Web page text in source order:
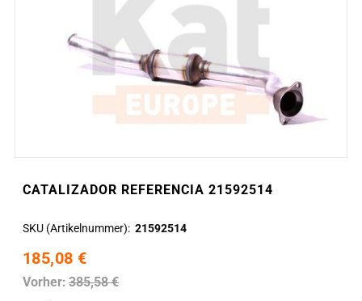
CATALIZADOR REFERENCIA 21592514
SKU (Artikelnummer) 21592514
185,08 €
Vorher: 385,58 €